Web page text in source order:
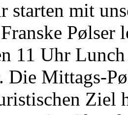
starten mit
11 Uhr
Die Mittags-
Ziel